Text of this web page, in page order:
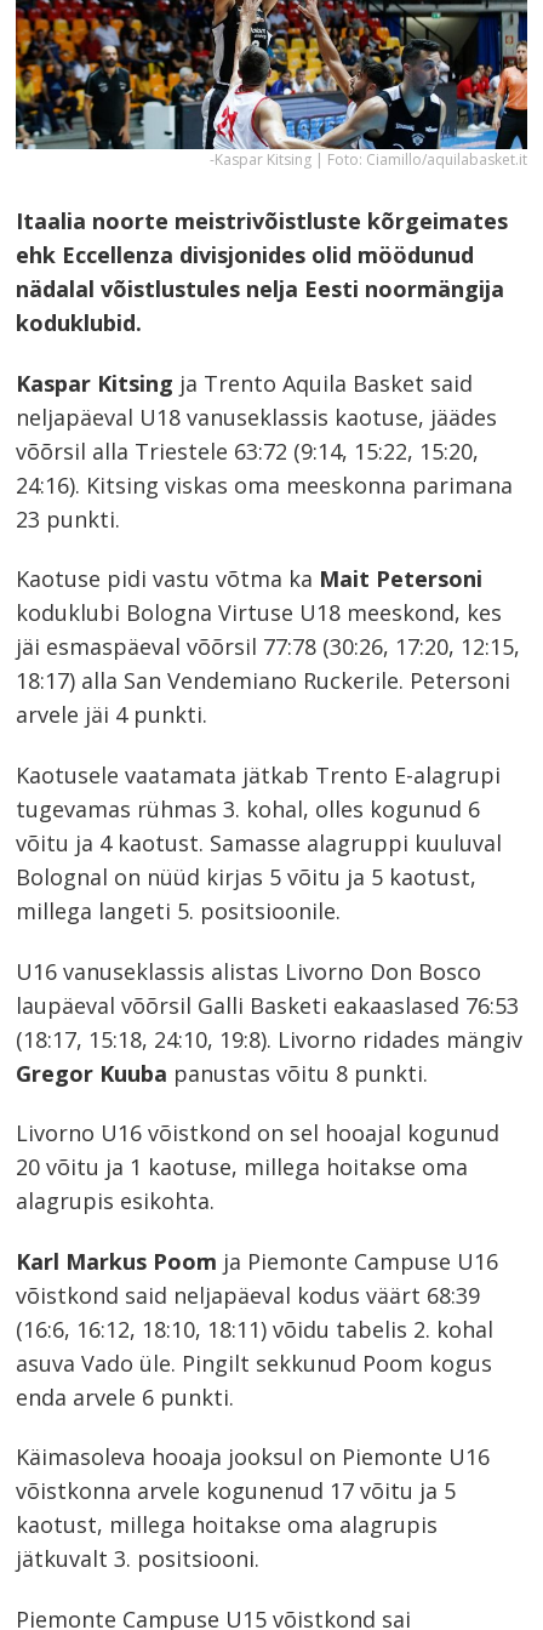
-Kaspar Kitsing | Foto: Ciamillo/aquilabasket.it
Itaalia noorte meistrivõistluste kõrgeimates
ehk Eccellenza divisjonides olid möödunud
nädalal võistlustules nelja Eesti noormängija
koduklubid.
Kaspar Kitsing ja Trento Aquila Basket said
neljapäeval U18 vanuseklassis kaotuse, jäädes
võõrsil alla Triestele 63:72 (9:14, 15:22, 15:20,
24:16). Kitsing viskas oma meeskonna parimana
23 punkti.
Kaotuse pidi vastu võtma ka Mait Petersoni
koduklubi Bologna Virtuse U18 meeskond, kes
jäi esmaspäeval võõrsil 77:78 (30:26, 17:20, 12:15,
18:17) alla San Vendemiano Ruckerile. Petersoni
arvele jäi 4 punkti.
Kaotusele vaatamata jätkab Trento E-alagrupi
tugevamas rühmas 3. kohal, olles kogunud 6
võitu ja 4 kaotust. Samasse alagruppi kuuluval
Bolognal on nüüd kirjas 5 võitu ja 5 kaotust,
millega langeti 5. positsioonile.
U16 vanuseklassis alistas Livorno Don Bosco
laupäeval võõrsil Galli Basketi eakaaslased 76:53
(18:17, 15:18, 24:10, 19:8). Livorno ridades mängiv
Gregor Kuuba panustas võitu 8 punkti.
Livorno U16 võistkond on sel hooajal kogunud
20 võitu ja 1 kaotuse, millega hoitakse oma
alagrupis esikohta.
Karl Markus Poom ja Piemonte Campuse U16
võistkond said neljapäeval kodus väärt 68:39
(16:6, 16:12, 18:10, 18:11) võidu tabelis 2. kohal
asuva Vado üle. Pingilt sekkunud Poom kogus
enda arvele 6 punkti.
Käimasoleva hooaja jooksul on Piemonte U16
võistkonna arvele kogunenud 17 võitu ja 5
kaotust, millega hoitakse oma alagrupis
jätkuvalt 3. positsiooni.
Piemonte Campuse U15 võistkond sai